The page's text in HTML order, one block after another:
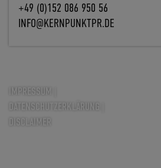
+49 (0)152 086 950 56
INFO@KERNPUNKTPR.DE
IMPRESSUM
DATENSCHUTZERKLÄRUNG
DISCLAIMER